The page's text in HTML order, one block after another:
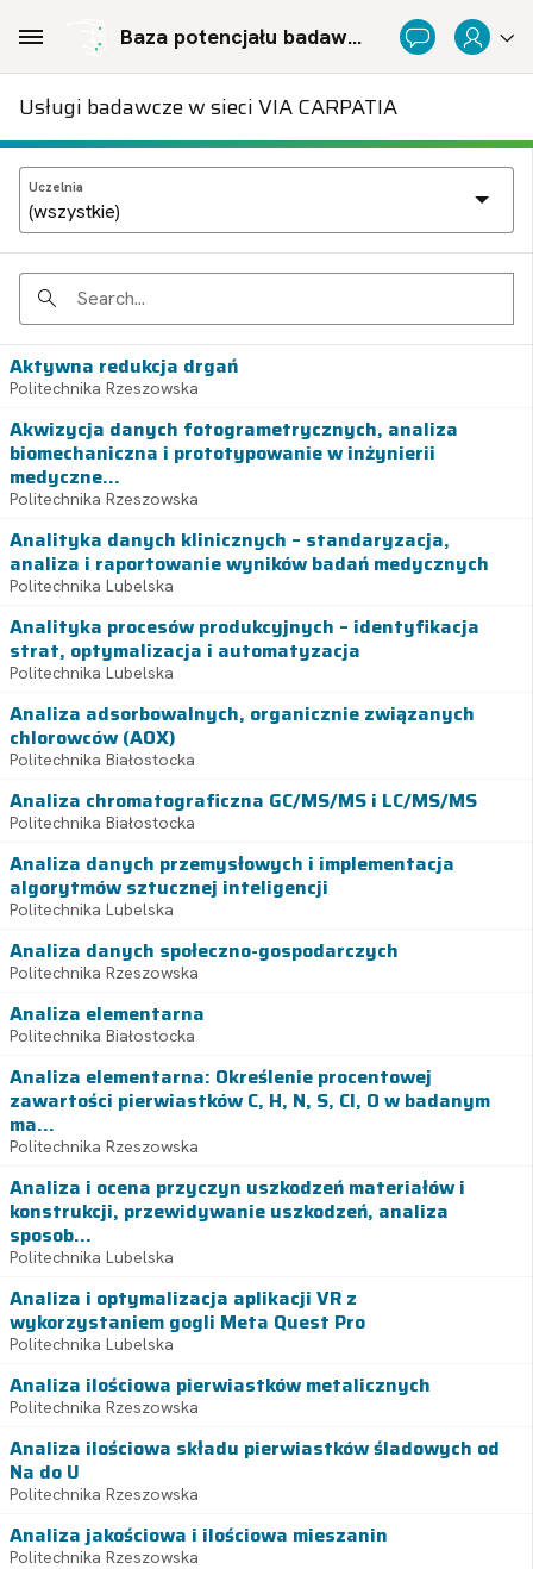
Baza potencjału badawczego Politechnicznej Sieci Via Carpatia im. Prezydenta RP Lecha Kaczyńskiego
Usługi badawcze w sieci VIA CARPATIA
Uczelnia
Search
Aktywna redukcja drgań
Politechnika Rzeszowska
Akwizycja danych fotogrametrycznych, analiza
biomechaniczna i prototypowanie w inżynierii
medyczne...
Politechnika Rzeszowska
Analityka danych klinicznych – standaryzacja,
analiza i raportowanie wyników badań medycznych
Politechnika Lubelska
Analityka procesów produkcyjnych – identyfikacja
strat, optymalizacja i automatyzacja
Politechnika Lubelska
Analiza adsorbowalnych, organicznie związanych
chlorowców (AOX)
Politechnika Białostocka
Analiza chromatograficzna GC/MS/MS i LC/MS/MS
Politechnika Białostocka
Analiza danych przemysłowych i implementacja
algorytmów sztucznej inteligencji
Politechnika Lubelska
Analiza danych społeczno-gospodarczych
Politechnika Rzeszowska
Analiza elementarna
Politechnika Białostocka
Analiza elementarna: Określenie procentowej
zawartości pierwiastków C, H, N, S, Cl, O w badanym
ma...
Politechnika Rzeszowska
Analiza i ocena przyczyn uszkodzeń materiałów i
konstrukcji, przewidywanie uszkodzeń, analiza
sposob...
Politechnika Lubelska
Analiza i optymalizacja aplikacji VR z
wykorzystaniem gogli Meta Quest Pro
Politechnika Lubelska
Analiza ilościowa pierwiastków metalicznych
Politechnika Rzeszowska
Analiza ilościowa składu pierwiastków śladowych od
Na do U
Politechnika Rzeszowska
Analiza jakościowa i ilościowa mieszanin
Politechnika Rzeszowska